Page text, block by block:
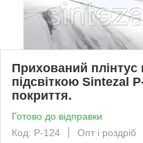
Прихований плінтус
підсвіткою Sintezal
покриття.
Готово до відправки
Код: P-124
Опт і роздріб